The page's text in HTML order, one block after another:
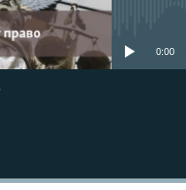
0:00